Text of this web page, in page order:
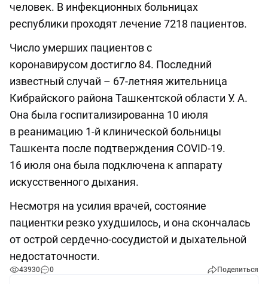
человек. В инфекционных больницах
республики проходят лечение 7218 пациентов.
Число умерших пациентов с
коронавирусом достигло 84. Последний
известный случай – 67-летняя жительница
Кибрайского района Ташкентской области У. А.
Она была госпитализированна 10 июля
в реанимацию 1-й клинической больницы
Ташкента после подтверждения COVID-19.
16 июля она была подключена к аппарату
искусственного дыхания.
Несмотря на усилия врачей, состояние
пациентки резко ухудшилось, и она скончалась
от острой сердечно-сосудистой и дыхательной
недостаточности.
43930 0 Поделиться